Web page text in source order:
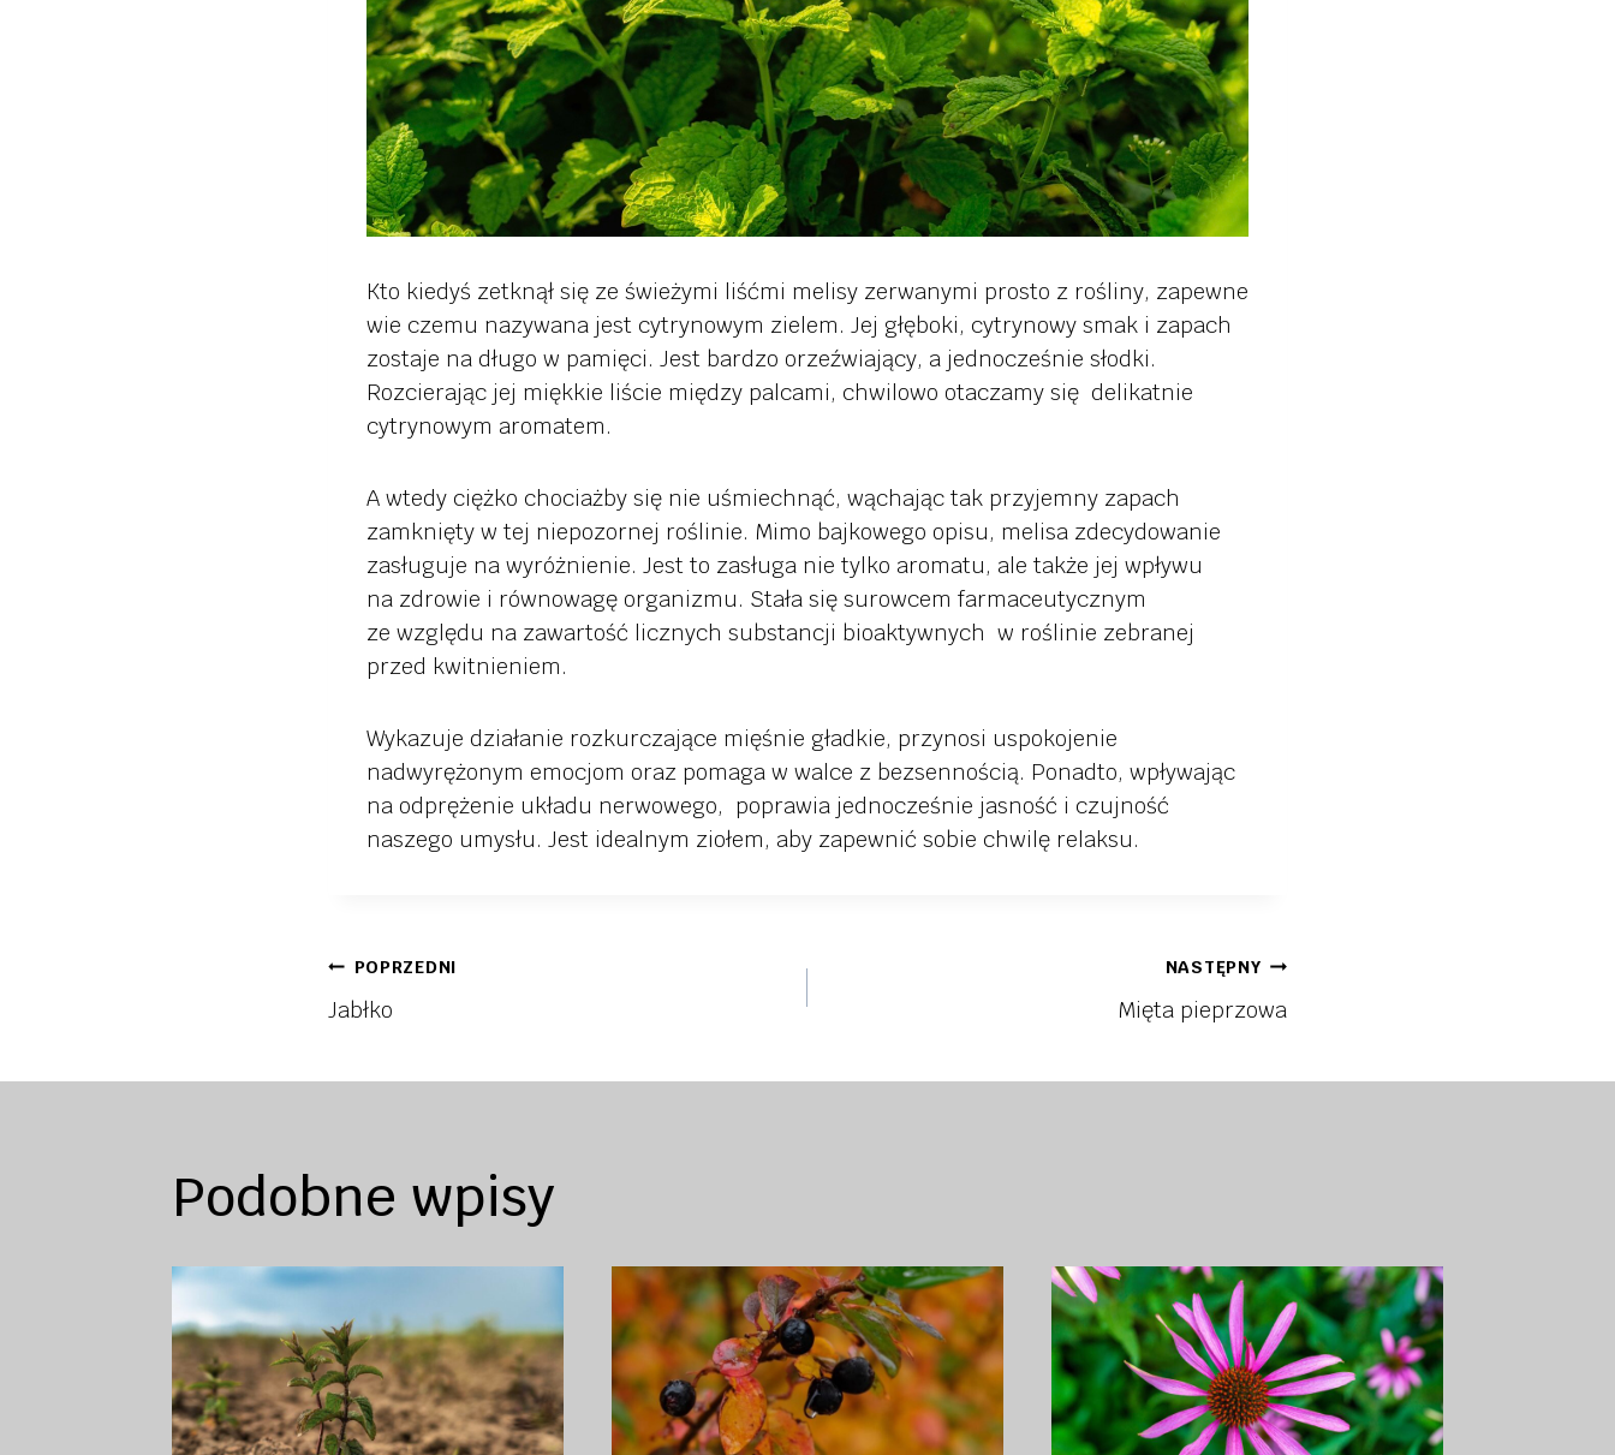
Kto kiedyś zetknął się ze świeżymi liśćmi melisy zerwanymi prosto z rośliny, zapewne
wie czemu nazywana jest cytrynowym zielem. Jej głęboki, cytrynowy smak i zapach
zostaje na długo w pamięci. Jest bardzo orzeźwiający, a jednocześnie słodki.
Rozcierając jej miękkie liście między palcami, chwilowo otaczamy się delikatnie
cytrynowym aromatem.
A wtedy ciężko chociażby się nie uśmiechnąć, wąchając tak przyjemny zapach
zamknięty w tej niepozornej roślinie. Mimo bajkowego opisu, melisa zdecydowanie
zasługuje na wyróżnienie. Jest to zasługa nie tylko aromatu, ale także jej wpływu
na zdrowie i równowagę organizmu. Stała się surowcem farmaceutycznym
ze względu na zawartość licznych substancji bioaktywnych w roślinie zebranej
przed kwitnieniem.
Wykazuje działanie rozkurczające mięśnie gładkie, przynosi uspokojenie
nadwyrężonym emocjom oraz pomaga w walce z bezsennością. Ponadto, wpływając
na odprężenie układu nerwowego, poprawia jednocześnie jasność i czujność
naszego umysłu. Jest idealnym ziołem, aby zapewnić sobie chwilę relaksu.
Nawigacja
wpisu
POPRZEDNI
Jabłko
NASTĘPNY
Mięta pieprzowa
Podobne wpisy